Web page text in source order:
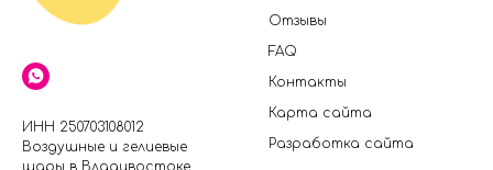
ИНН 250703108012
Воздушные и гелиевые
шары в Владивостоке
Отзывы
FAQ
Контакты
Карта сайта
Разработка сайта